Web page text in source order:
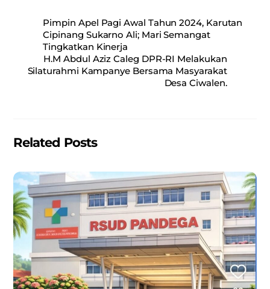
c
e
b
o
ai
l
at
s
A
p
ar
e
Pimpin Apel Pagi Awal Tahun 2024, Karutan
Cipinang Sukarno Ali; Mari Semangat
Tingkatkan Kinerja
H.M Abdul Aziz Caleg DPR-RI Melakukan
Silaturahmi Kampanye Bersama Masyarakat
Desa Ciwalen.
Related Posts